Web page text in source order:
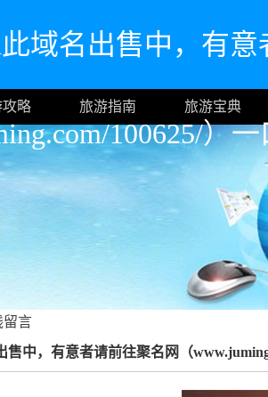
此域名出售中，有
100625/）
略 旅游指南 旅游宝典
留言
售中，有意者请前往聚名网（